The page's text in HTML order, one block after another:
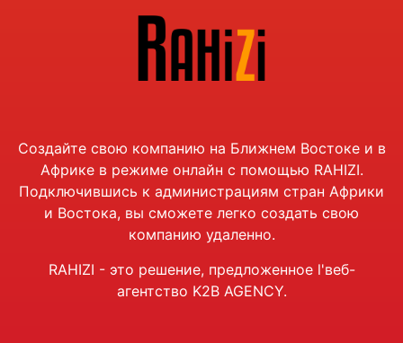
Создайте свою компанию на Ближнем Востоке и в
Африке в режиме онлайн с помощью RAHIZI.
Подключившись к администрациям стран Африки
и Востока, вы сможете легко создать свою
компанию удаленно.
RAHIZI - это решение, предложенное l'веб-
агентство K2B AGENCY.